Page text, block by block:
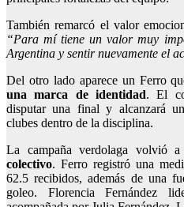
También remarcó el valor
“Para mí tiene un valor muy
Argentina y sentir nuevamente el
Del otro lado aparece un Ferro
una marca de identidad. El
disputar una final y alcanzará
clubes dentro de la disciplina.
La campaña verdolaga volvió a
colectivo. Ferro registró una
62.5 recibidos, además de una
goleo. Florencia Fernández